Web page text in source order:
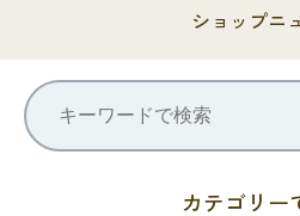
ショップニ
カテゴリー